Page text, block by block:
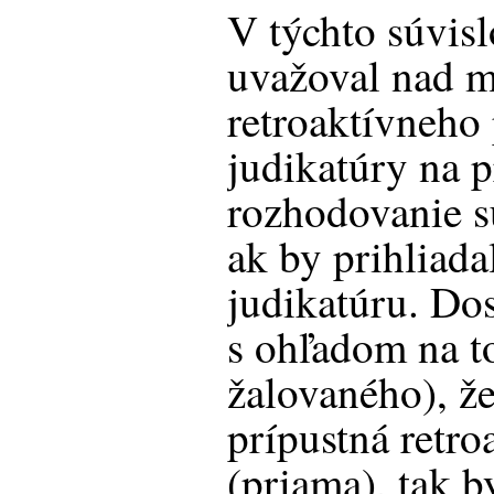
V týchto
uvažoval nad
retroaktívneho
judikatúry na
rozhodovanie
ak by
judikatúru.
s ohľadom na
žalovaného),
prípustná
(priama), tak